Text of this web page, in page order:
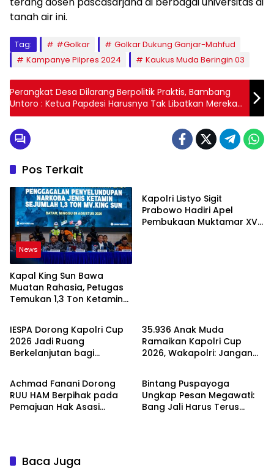
tanah air ini.
Tag: #Golkar
Golkar Dukung Ganjar-Mahfud
Kampanye Pilpres 2024
Kaukus Muda Beringin 03
Perangkat Desa Dilarang Berpolitik Praktis, Bambang
Untoro : Ketua Papdesi Harusnya Tak Libatkan Mereka
untuk Kampanye
Pos Terkait
News
Kapal King Sun Bawa
Muatan Rahasia, Petugas
Temukan 1,3 Ton Ketamine
Kapolri Listyo Sigit
Prabowo Hadiri Apel
Pembukaan Muktamar XVI
News
IESPA Dorong Kapolri Cup
2026 Jadi Ruang
Berkelanjutan bagi
35.936 Anak Muda
Ramaikan Kapolri Cup
2026, Wakapolri: Jangan
News
Achmad Fanani Dorong
RUU HAM Berpihak pada
Pemajuan Hak Asasi
News
Bintang Puspayoga
Ungkap Pesan Megawati:
Bang Jali Harus Terus
Baca Juga